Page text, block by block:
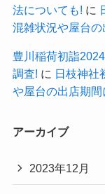
法についても! に
混雑状況や屋台
豊川稲荷初詣
調査! に 日枝神社
や屋台の出店期
アーカイブ
2023年12月